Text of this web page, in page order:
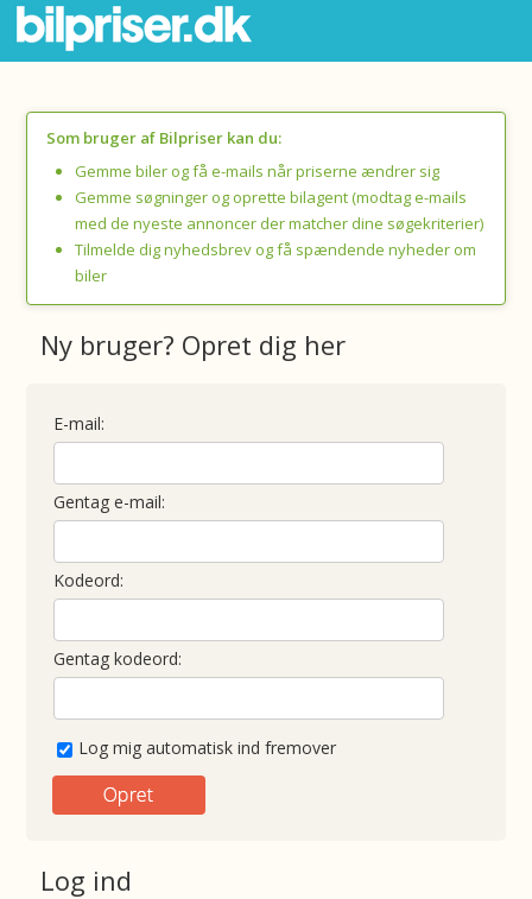
Som bruger af Bilpriser kan du:
Gemme biler og få e-mails når priserne ændrer sig
Gemme søgninger og oprette bilagent (modtag e-mails
med de nyeste annoncer der matcher dine søgekriterier)
Tilmelde dig nyhedsbrev og få spændende nyheder om
biler
Ny bruger? Opret dig her
E-mail:
Gentag e-mail:
Kodeord:
Gentag kodeord:
Log mig automatisk ind fremover
Log ind